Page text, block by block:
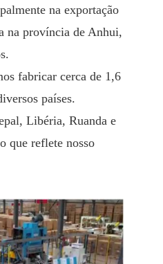
na exportação
na província de Anhui,
fabricar cerca de 1,6
países.
Libéria, Ruanda e
que reflete nosso